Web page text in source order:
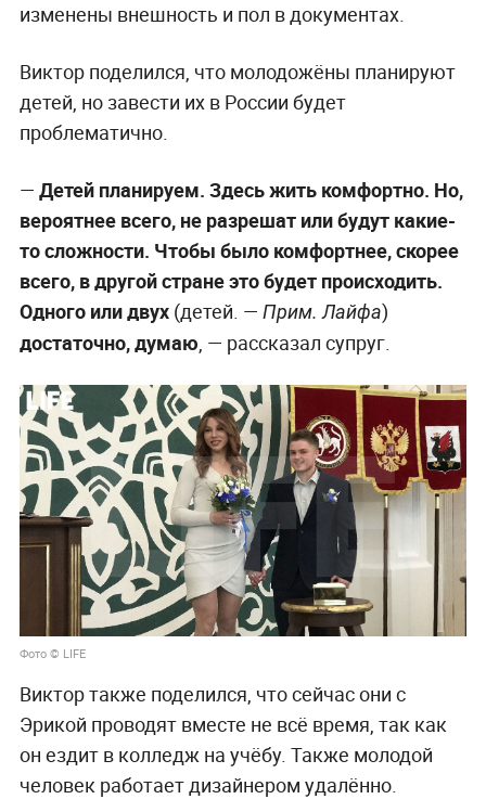
изменены внешность и пол в документах.
Виктор поделился, что молодожёны планируют
детей, но завести их в России будет
проблематично.
— Детей планируем. Здесь жить комфортно. Но,
вероятнее всего, не разрешат или будут какие-
то сложности. Чтобы было комфортнее, скорее
всего, в другой стране это будет происходить.
Одного или двух(детей. — Прим. Лайфа)
достаточно, думаю, — рассказал супруг.
Фото © LIFE
Виктор также поделился, что сейчас они с
Эрикой проводят вместе не всё время, так как
он ездит в колледж на учёбу. Также молодой
человек работает дизайнером удалённо.